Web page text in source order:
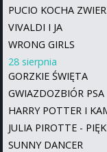
PUCIO KOCHA
VIVALDI I JA
WRONG GIRLS
28 sierpnia
GORZKIE ŚWIĘTA
GWIAZDOZBIÓR PSA
HARRY POTTER I
JULIA PIROTTE -
SUNNY DANCER